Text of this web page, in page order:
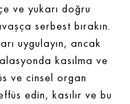
ve yukarı doğru
serbest bırakın.
uygulayın, ancak
kasılma ve
ve cinsel organ
edin, kasılır ve bu